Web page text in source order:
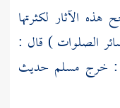
الآثار لكثرتها
الصلوات ) قال :
: خرج مسلم حديث